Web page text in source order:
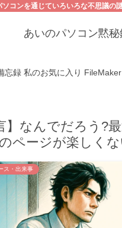
ソコンを通じていろいろな不思議の
あいのパソコン黙秘
忘録 私のお気に入り FileMaker
】なんでだろう?
ページが楽しく
ス・出来事